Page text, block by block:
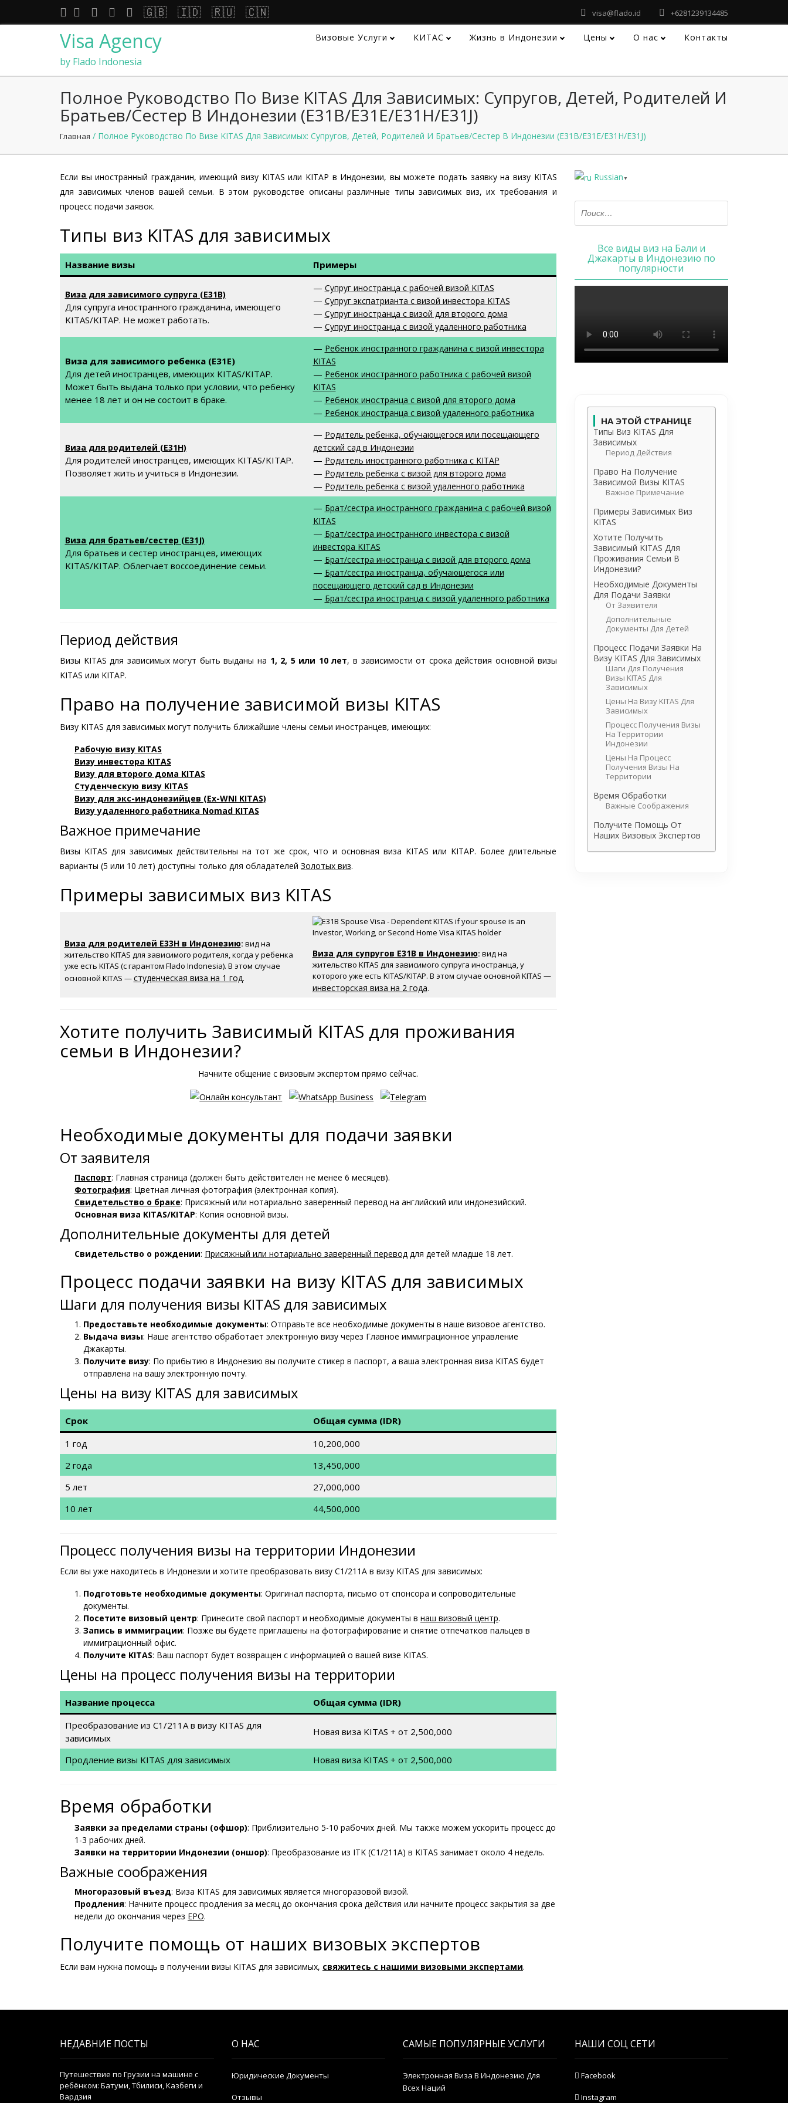
🇬🇧 🇮🇩 🇷🇺 🇨🇳 visa@flado.id +6281239134485
Visa Agency
by Flado Indonesia
Визовые Услуги КИТАС Жизнь в Индонезии Цены О нас Контакты
Полное Руководство По Визе KITAS Для Зависимых: Супругов, Детей, Родителей И
Братьев/сестер В Индонезии (E31B/E31E/E31H/E31J)
Главная / Полное Руководство По Визе KITAS Для Зависимых: Супругов, Детей, Родителей И Братьев/сестер В Индонезии (E31B/E31E/E31H/E31J)
Если вы иностранный гражданин, имеющий визу KITAS или KITAP в Индонезии, вы можете подать заявку на визу KITAS
для зависимых членов вашей семьи. В этом руководстве описаны различные типы зависимых виз, их требования и
процесс подачи заявок.
Типы виз KITAS для зависимых
Название визы Примеры
Виза для зависимого супруга (E31B)
Для супруга иностранного гражданина, имеющего
KITAS/KITAP. Не может работать.
— Супруг иностранца с рабочей визой KITAS
— Супруг экспатрианта с визой инвестора KITAS
— Супруг иностранца с визой для второго дома
— Супруг иностранца с визой удаленного работника
Виза для зависимого ребенка (E31E)
Для детей иностранцев, имеющих KITAS/KITAP.
Может быть выдана только при условии, что ребенку
менее 18 лет и он не состоит в браке.
— Ребенок иностранного гражданина с визой инвестора
KITAS
— Ребенок иностранного работника с рабочей визой
KITAS
— Ребенок иностранца с визой для второго дома
— Ребенок иностранца с визой удаленного работника
Виза для родителей (E31H)
Для родителей иностранцев, имеющих KITAS/KITAP.
Позволяет жить и учиться в Индонезии.
— Родитель ребенка, обучающегося или посещающего
детский сад в Индонезии
— Родитель иностранного работника с KITAP
— Родитель ребенка с визой для второго дома
— Родитель ребенка с визой удаленного работника
Виза для братьев/сестер (E31J)
Для братьев и сестер иностранцев, имеющих
KITAS/KITAP. Облегчает воссоединение семьи.
— Брат/сестра иностранного гражданина с рабочей визой
KITAS
— Брат/сестра иностранного инвестора с визой
инвестора KITAS
— Брат/сестра иностранца с визой для второго дома
— Брат/сестра иностранца, обучающегося или
посещающего детский сад в Индонезии
— Брат/сестра иностранца с визой удаленного работника
Период действия
Визы KITAS для зависимых могут быть выданы на 1, 2, 5 или 10 лет, в зависимости от срока действия основной визы
KITAS или KITAP.
Право на получение зависимой визы KITAS
Визу KITAS для зависимых могут получить ближайшие члены семьи иностранцев, имеющих:
Рабочую визу KITAS
Визу инвестора KITAS
Визу для второго дома KITAS
Студенческую визу KITAS
Визу для экс-индонезийцев (Ex-WNI KITAS)
Визу удаленного работника Nomad KITAS
Важное примечание
Визы KITAS для зависимых действительны на тот же срок, что и основная виза KITAS или KITAP. Более длительные
варианты (5 или 10 лет) доступны только для обладателей Золотых виз.
Примеры зависимых виз KITAS
Виза для родителей E33H в Индонезию: вид на
жительство KITAS для зависимого родителя, когда у ребенка
уже есть KITAS (с гарантом Flado Indonesia). В этом случае
основной KITAS —студенческая виза на 1 год.
Виза для супругов E31B в Индонезию: вид на
жительство KITAS для зависимого супруга иностранца, у
которого уже есть KITAS/KITAP. В этом случае основной KITAS —
инвесторская виза на 2 года.
Хотите получить Зависимый KITAS для проживания
семьи в Индонезии?
Начните общение с визовым экспертом прямо сейчас.
Необходимые документы для подачи заявки
От заявителя
Паспорт: Главная страница (должен быть действителен не менее 6 месяцев).
Фотография: Цветная личная фотография (электронная копия).
Свидетельство о браке: Присяжный или нотариально заверенный перевод на английский или индонезийский.
Основная виза KITAS/KITAP: Копия основной визы.
Дополнительные документы для детей
Свидетельство о рождении: Присяжный или нотариально заверенный перевод для детей младше 18 лет.
Процесс подачи заявки на визу KITAS для зависимых
Шаги для получения визы KITAS для зависимых
Предоставьте необходимые документы: Отправьте все необходимые документы в наше визовое агентство.
Выдача визы: Наше агентство обработает электронную визу через Главное иммиграционное управление
Джакарты.
Получите визу: По прибытию в Индонезию вы получите стикер в паспорт, а ваша электронная виза KITAS будет
отправлена на вашу электронную почту.
Цены на визу KITAS для зависимых
Срок
Общая сумма (IDR)
1 год
10,200,000
2 года
13,450,000
5 лет
27,000,000
10 лет
44,500,000
Процесс получения визы на территории Индонезии
Если вы уже находитесь в Индонезии и хотите преобразовать визу C1/211A в визу KITAS для зависимых:
Подготовьте необходимые документы: Оригинал паспорта, письмо от спонсора и сопроводительные
документы.
Посетите визовый центр: Принесите свой паспорт и необходимые документы в наш визовый центр.
Запись в иммиграции: Позже вы будете приглашены на фотографирование и снятие отпечатков пальцев в
иммиграционный офис.
Получите KITAS: Ваш паспорт будет возвращен с информацией о вашей визе KITAS.
Цены на процесс получения визы на территории
Название процесса
Общая сумма (IDR)
Преобразование из C1/211A в визу KITAS для
зависимых
Новая виза KITAS + от 2,500,000
Продление визы KITAS для зависимых Новая виза KITAS + от 2,500,000
Время обработки
Заявки за пределами страны (офшор): Приблизительно 5-10 рабочих дней. Мы также можем ускорить процесс до
1-3 рабочих дней.
Заявки на территории Индонезии (оншор): Преобразование из ITK (C1/211A) в KITAS занимает около 4 недель.
Важные соображения
Многоразовый въезд: Виза KITAS для зависимых является многоразовой визой.
Продления: Начните процесс продления за месяц до окончания срока действия или начните процесс закрытия за две
недели до окончания через EPO.
Получите помощь от наших визовых экспертов
Если вам нужна помощь в получении визы KITAS для зависимых, свяжитесь с нашими визовыми экспертами.
Russian ▼
Все виды виз на Бали и
Джакарты в Индонезию по
популярности
НА ЭТОЙ СТРАНИЦЕ
Типы Виз KITAS Для
Зависимых
Период Действия
Право На Получение
Зависимой Визы KITAS
Важное Примечание
Примеры Зависимых Виз
KITAS
Хотите Получить
Зависимый KITAS Для
Проживания Семьи В
Индонезии?
Необходимые Документы
Для Подачи Заявки
От Заявителя
Дополнительные
Документы Для Детей
Процесс Подачи Заявки На
Визу KITAS Для Зависимых
Шаги Для Получения
Визы KITAS Для
Зависимых
Цены На Визу KITAS Для
Зависимых
Процесс Получения Визы
На Территории
Индонезии
Цены На Процесс
Получения Визы На
Территории
Время Обработки
Важные Соображения
Получите Помощь От
Наших Визовых Экспертов
НЕДАВНИЕ ПОСТЫ
Путешествие по Грузии на машине с
ребёнком: Батуми, Тбилиси, Казбеги и
Вардзия
О НАС
Юридические Документы
Отзывы
САМЫЕ ПОПУЛЯРНЫЕ УСЛУГИ
Электронная Виза В Индонезию Для
Всех Наций
НАШИ СОЦ СЕТИ
Facebook
Instagram